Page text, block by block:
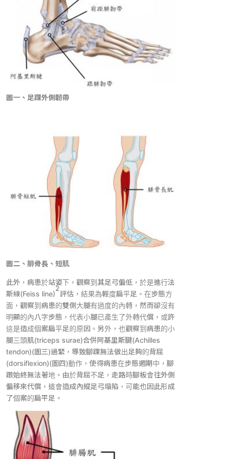
圖一、足踝外側韌帶
圖二、腓骨長、短肌
此外，病患於站姿下，觀察到其足弓偏低，於是進行法
斯線(Feiss line)
2
評估，結果為輕度扁平足。在步態方
面，觀察到病患的雙側大腿有過度的內轉，然而卻沒有
明顯的內八字步態，代表小腿已產生了外轉代償，或許
這是造成個案扁平足的原因。另外，也觀察到病患的小
腿三頭肌(triceps surae)合併阿基里斯腱(Achilles
tendon)(圖三)過緊，導致腳踝無法做出足夠的背屈
(dorsiflexion)(圖四)動作，使得病患在步態週期中，腳
跟始終無法著地。由於背屈不足，走路時腳板會往外側
偏移來代償，這會造成內縱足弓塌陷，可能也因此形成
了個案的扁平足。